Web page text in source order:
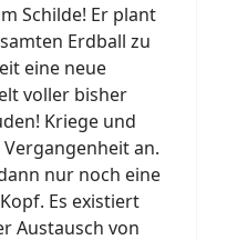
Schilde! Er plant
Erdball zu
eine neue
voller bisher
Kriege und
an.
nur noch eine
Es existiert
Austausch von